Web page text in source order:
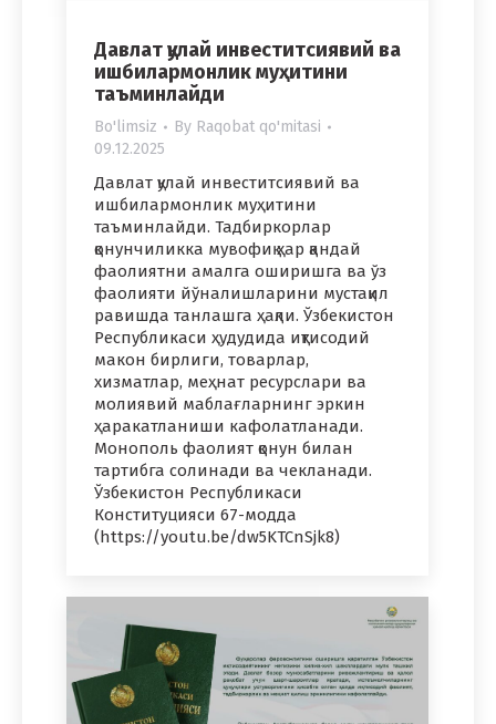
Давлат қулай инвеститсиявий ва
ишбилармонлик муҳитини
таъминлайди
Bo'limsiz By Raqobat qo'mitasi
09.12.2025
Давлат қулай инвеститсиявий ва
ишбилармонлик муҳитини
таъминлайди. Тадбиркорлар
қонунчиликка мувофиқ ҳар қандай
фаолиятни амалга оширишга ва ўз
фаолияти йўналишларини мустақил
равишда танлашга ҳақли. Ўзбекистон
Республикаси ҳудудида иқтисодий
макон бирлиги, товарлар,
хизматлар, меҳнат ресурслари ва
молиявий маблағларнинг эркин
ҳаракатланиши кафолатланади.
Монополь фаолият қонун билан
тартибга солинади ва чекланади.
Ўзбекистон Республикаси
Конституцияси 67-модда
(https://youtu.be/dw5KTCnSjk8)